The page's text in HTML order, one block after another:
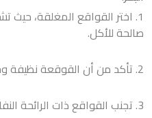
1. اختر القواقع المغلقة، حيث
صالحة للأكل.
2. تأكد من أن القوقعة نظيفة وخالية من الكسر.
3. تجنب القواقع ذات الرائحة النفاذة أو غير الطبيعية.